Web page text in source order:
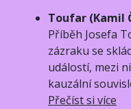
Toufar (Kamil
Příběh Josefa
zázraku se
událostí, mezi
kauzální
Přečíst si více